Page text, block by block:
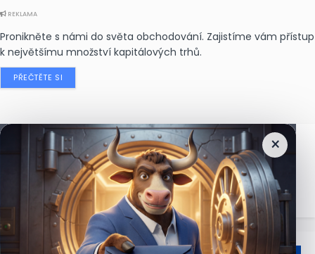
REKLAMA
Pronikněte s námi do světa obchodování. Zajistíme vám přístup
k největšímu množství kapitálových trhů.
PŘEČTĚTE SI
×
Nejčtenějšízprávy